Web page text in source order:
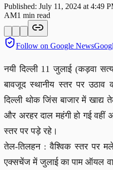
Published: July 11, 2024 at 4:49
AM1 min read
Follow on Google News
नयी दिल्ली 11 जुलाई (कड़वा
बावजूद स्थानीय स्तर पर
दिल्ली थोक जिंस बाजार में खाद्य
और अरहर दाल महंगी हो गई वहीं
स्तर पर पड़े रहे।
तेल-तिलहन : वैश्विक स्तर पर
एक्सचेंज में जुलाई का पाम ऑयल